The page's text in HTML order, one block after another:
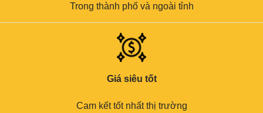
Trong thành phố và ngoài tỉnh
Giá siêu tốt
Cam kết tốt nhất thị trường